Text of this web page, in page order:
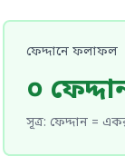
ফেদ্দানে ফলাফল
০
সূত্র: ফেদ্দান =